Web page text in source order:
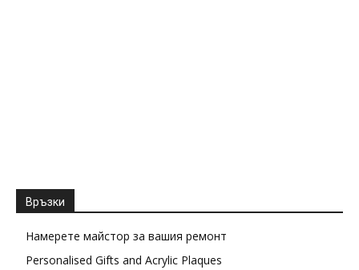
Връзки
Намерете майстор за вашия ремонт
Personalised Gifts and Acrylic Plaques